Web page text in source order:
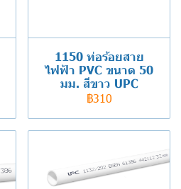
1150 ท่อร้อยสาย
ไฟฟ้า PVC ขนาด 50
มม. สีขาว UPC
฿310